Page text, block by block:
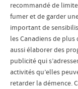
recommandé de
fumer et de garder
important de
les Canadiens de
aussi élaborer des
publicité qui
activités qu’elles
retarder la démence.